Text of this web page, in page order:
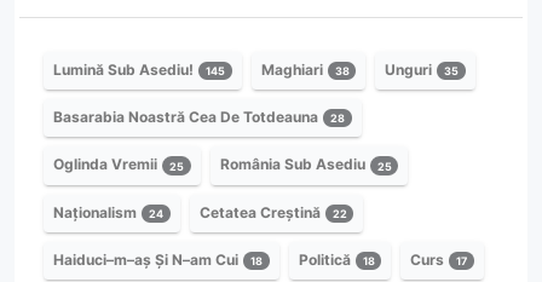
Lumină Sub Asediu! 145 Maghiari 38 Unguri 35
Basarabia Noastră Cea De Totdeauna 28
Oglinda Vremii 25 România Sub Asediu 25
Naționalism 24 Cetatea Creștină 22
Haiduci–m–aș Și N–am Cui 18 Politică 18 Curs 17